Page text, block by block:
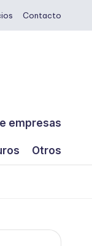
Contacto
empresas
Otros